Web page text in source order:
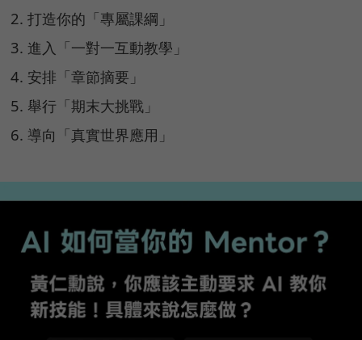
打造你的「專屬課綱」
進入「一對一互動教學」
安排「章節摘要」
舉行「期末大挑戰」
導向「真實世界應用」